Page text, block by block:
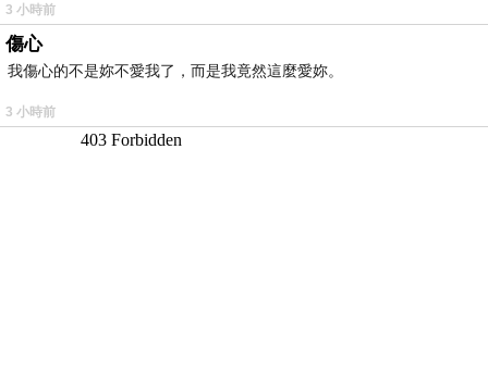
3 小時前
傷心
我傷心的不是妳不愛我了，而是我竟然這麼愛妳。
3 小時前